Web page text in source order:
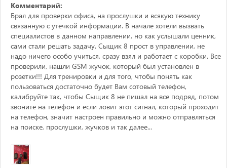
Комментарий:
Брал для проверки офиса, на прослушки и всякую технику
связанную с утечкой информации. В начале хотели вызвать
специалистов в данном направлении, но как услышали ценник,
сами стали решать задачу. Сыщик 8 прост в управлении, не
надо ничего особо учиться, сразу взял и работает с коробки. Все
проверили, нашли GSM жучок, который был установлен в
розетки!!! Для тренировки и для того, чтобы понять как
пользоваться достаточно будет Вам сотовый телефон,
калибруйте так, чтобы Сыщик 8 не пишал на все подряд, потом
звоните на телефон и если ловит этот сигнал, который проходит
на телефон, значит настроен правильно и можно отправляться
на поиске, прослушки, жучков и так далее...